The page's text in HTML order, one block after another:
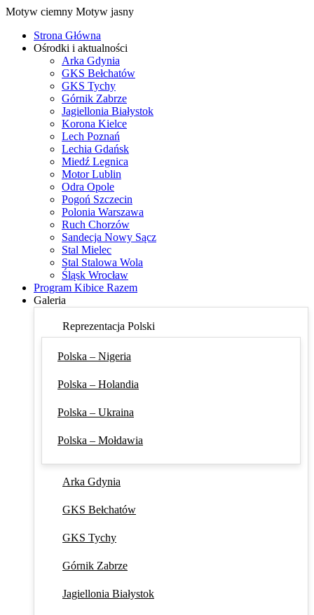
Motyw ciemny Motyw jasny
Strona Główna
Ośrodki i aktualności
Arka Gdynia
GKS Bełchatów
GKS Tychy
Górnik Zabrze
Jagiellonia Białystok
Korona Kielce
Lech Poznań
Lechia Gdańsk
Miedź Legnica
Motor Lublin
Odra Opole
Pogoń Szczecin
Polonia Warszawa
Ruch Chorzów
Sandecja Nowy Sącz
Stal Mielec
Stal Stalowa Wola
Śląsk Wrocław
Program Kibice Razem
Galeria
Reprezentacja Polski
Polska – Nigeria
Polska – Holandia
Polska – Ukraina
Polska – Mołdawia
Arka Gdynia
GKS Bełchatów
GKS Tychy
Górnik Zabrze
Jagiellonia Białystok